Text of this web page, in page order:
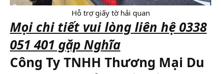
Hỗ trợ giấy tờ hải quan​
Mọi chi tiết vui lòng liên hệ 0338
051 401 gặp Nghĩa
Công Ty TNHH Thương Mại Du